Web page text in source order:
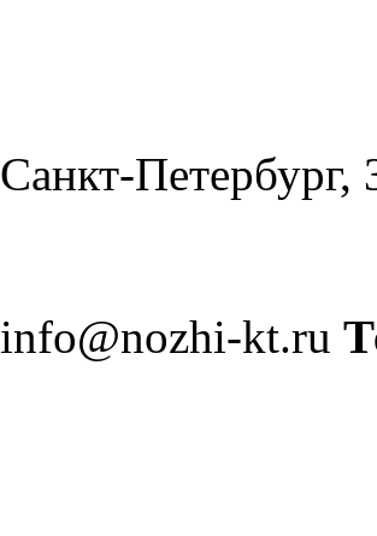
Санкт-
info@nozhi-kt.ru